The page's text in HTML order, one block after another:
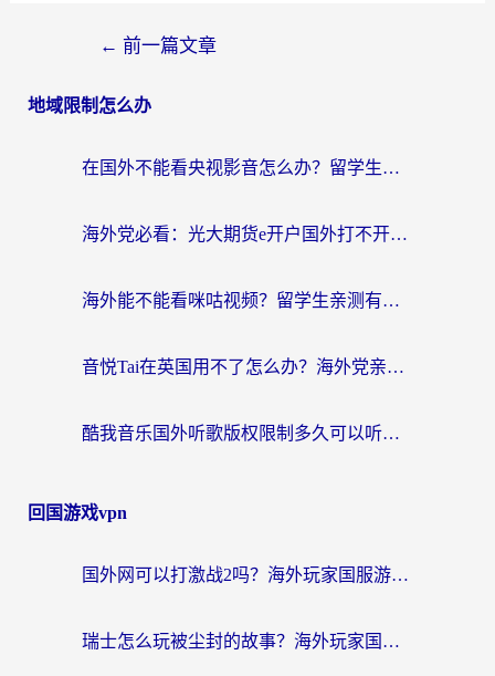
← 前一篇文章
地域限制怎么办
在国外不能看央视影音怎么办？留学生亲测的追剧自由指南
海外党必看：光大期货e开户国外打不开？用对回国加速器，追剧听歌看B站全搞定！
海外能不能看咪咕视频？留学生亲测有效的回国加速器选择指南
音悦Tai在英国用不了怎么办？海外党亲测有效的回国加速方案来了
酷我音乐国外听歌版权限制多久可以听？海外党亲测有效的解决办法来了
回国游戏vpn
国外网可以打激战2吗？海外玩家国服游戏加速终极指南（附阿根廷玩迷失蔚蓝境外问道解决方案）
瑞士怎么玩被尘封的故事？海外玩家国服游戏加速器终极指南（附星战前夜三国杀加速方案）